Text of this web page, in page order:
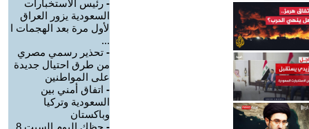
- رئيس الاستخبارات
السعودية يزور العراق
لأول مرة بعد الهجمات ا
...
- تحذير رسمي مصري
من طرق احتيال جديدة
على المواطنين
- اتفاق أمني بين
السعودية وتركيا
وباكستان
-
حظك اليوم السبت 8